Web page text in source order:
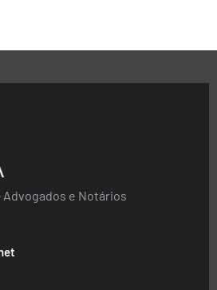
Advogados e Notários